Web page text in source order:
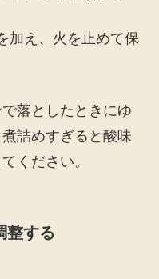
加え、火を止めて保
落としたときにゆ
詰めすぎると酸味
ください。
整する